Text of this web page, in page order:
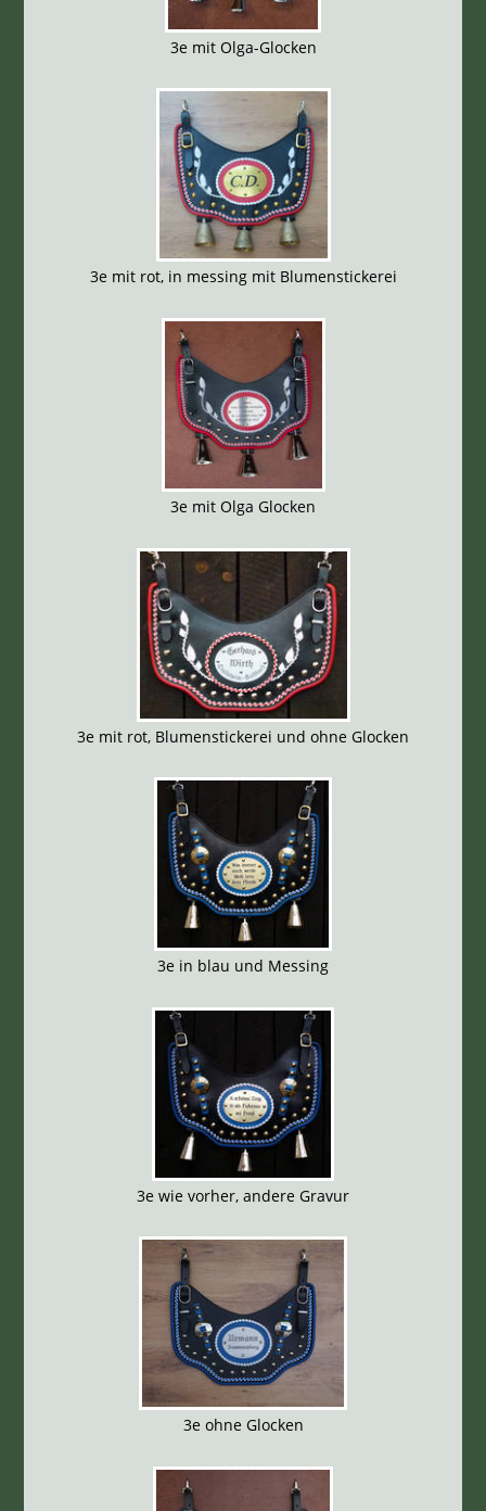
3e mit Olga-Glocken
3e mit rot, in messing mit Blumenstickerei
3e mit Olga Glocken
3e mit rot, Blumenstickerei und ohne Glocken
3e in blau und Messing
3e wie vorher, andere Gravur
3e ohne Glocken